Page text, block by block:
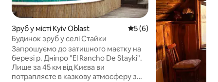
Зруб у місті Kyiv Oblast Середня оцінка: 5 з 5,
5 (6)
Будинок зруб у селі Стайки
Запрошуємо до затишного маєтку на
березі р. Дніпро "El Rancho De Stayki".
Лише за 45 км від Києва ви
потрапляєте в казкову атмосферу з